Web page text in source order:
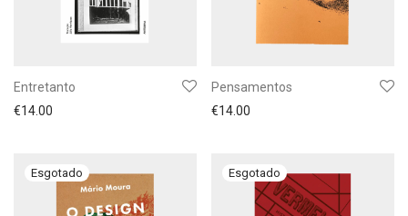
Entretanto
€14.00
Pensamentos
€14.00